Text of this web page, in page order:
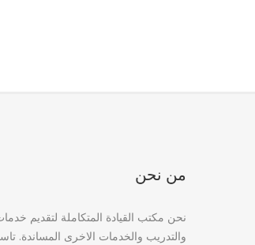
من نحن
نحن مكتب القيادة المتكاملة لتقديم
والتدريب والخدمات الاخرى المساندة.